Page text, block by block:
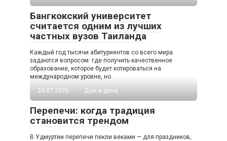
Бангкокский университет
считается одним из лучших
частных вузов Таиланда
Каждый год тысячи абитуриентов со всего мира
задаются вопросом: где получить качественное
образование, которое будет котироваться на
международном уровне, но
24.07.2026
Дом и дача
Перепечи: когда традиция
становится трендом
В Удмуртии перепечи пекли веками — для праздников,